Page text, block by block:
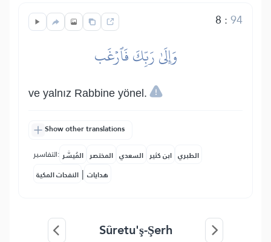
8 :94
وَإِلَىٰ رَبِّكَ فَٱرۡغَب
ve yalnız Rabbine yönel.
Show other translations
التفاسير: المُيسَّر المختصر السعدي ابن كثير الطبري
النفحات المكية | هدايات
Sûretu'ş-Şerh